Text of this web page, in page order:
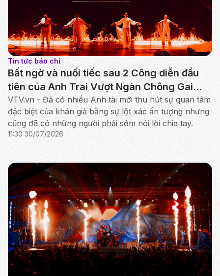
Tin tức báo chí
Bất ngờ và nuối tiếc sau 2 Công diễn đầu
tiên của Anh Trai Vượt Ngàn Chông Gai
2026
VTV.vn - Đã có nhiều Anh tài mới thu hút sự quan tâm
đặc biệt của khán giả bằng sự lột xác ấn tượng nhưng
cũng đã có những người phải sớm nói lời chia tay.
11:30 30/07/2026